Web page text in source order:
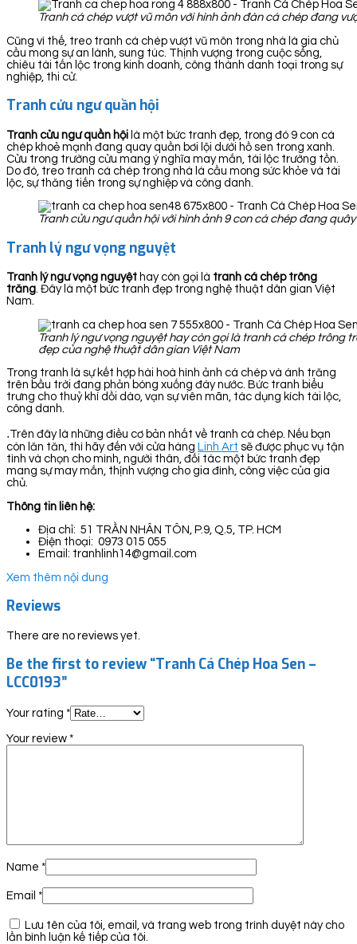
Tranh cá chép vượt vũ môn với hình ảnh đàn cá chép đang
Cũng vì thế, treo tranh cá chép vượt vũ môn trong nhà là gia chủ
cầu mong sự an lành, sung túc. Thịnh vượng trong cuộc sống,
chiêu tài tấn lộc trong kinh doanh, công thành danh toại trong sự
nghiệp, thi cử.
Tranh cửu ngư quần hội
Tranh cửu ngư quần hội là một bức tranh đẹp, trong đó 9 con cá
chép khoẻ mạnh đang quay quần bơi lội dưới hồ sen trong xanh.
Cửu trong trường cửu mang ý nghĩa may mắn, tài lộc trường tồn.
Do đó, treo tranh cá chép trong nhà là cầu mong sức khỏe và tài
lộc, sự thăng tiến trong sự nghiệp và công danh.
Tranh cửu ngư quần hội với hình ảnh 9 con cá chép đang
Tranh lý ngư vọng nguyệt
Tranh lý ngư vọng nguyệt hay còn gọi là tranh cá chép trông
trăng . Đây là một bức tranh đẹp trong nghệ thuật dân gian Việt
Nam.
Tranh lý ngư vọng nguyệt hay còn gọi là tranh cá chép trông
đẹp của nghệ thuật dân gian Việt Nam
Trong tranh là sự kết hợp hài hoà hình ảnh cá chép và ánh trăng
trên bầu trời đang phản bóng xuống đáy nước. Bức tranh biểu
trưng cho thuỷ khí dồi dào, vạn sự viên mãn, tác dụng kích tài lộc,
công danh.
.Trên đây là những điều cơ bản nhất về tranh cá chép. Nếu bạn
còn lăn tăn, thì hãy đến với cửa hàng Linh Art sẽ được phục vụ tận
tình và chọn cho mình, người thân, đối tác một bức tranh đẹp
mang sự may mắn, thịnh vượng cho gia đình, công việc của gia
chủ.
Thông tin liên hệ:
Địa chỉ: 51 TRẦN NHÂN TÔN, P.9, Q.5, TP. HCM
Điện thoại: 0973 015 055
Email: tranhlinh14@gmail.com
Xem thêm nội dung
Reviews
There are no reviews yet.
Be the first to review “Tranh Cá Chép Hoa Sen –
LCC0193”
Your rating *
Your review *
Name *
Email *
Lưu tên của tôi, email, và trang web trong trình duyệt này cho
lần bình luận kế tiếp của tôi.